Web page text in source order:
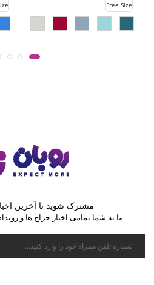
Free Size
مشترک شوید تا آخرین
ما به شما تمامی اخبار حراج ها و